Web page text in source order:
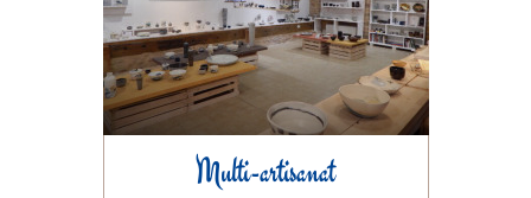
Multi-artisanat